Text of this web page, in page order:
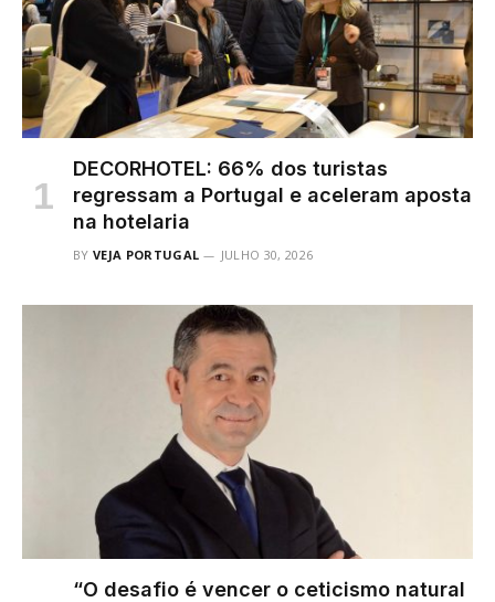
DECORHOTEL: 66% dos turistas
regressam a Portugal e aceleram aposta
na hotelaria
BY VEJA PORTUGAL JULHO 30, 2026
“O desafio é vencer o ceticismo natural